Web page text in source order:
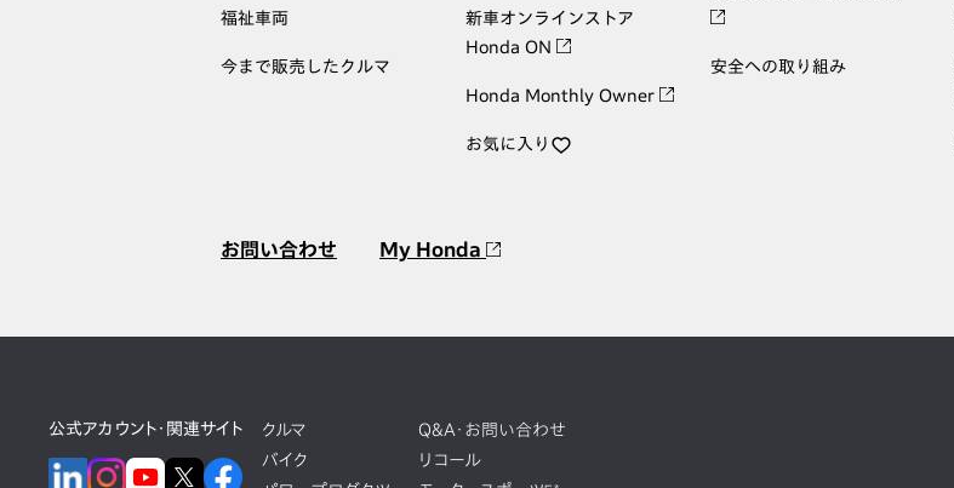
福祉車両
今まで販売したクルマ
新車オンラインストア
Honda ON
Honda Monthly Owner
お気に入り
安全への取り組み
お問い合わせ My Honda
公式アカウント・関連サイト
クルマ
バイク
Q&A・お問い合わせ
リコール